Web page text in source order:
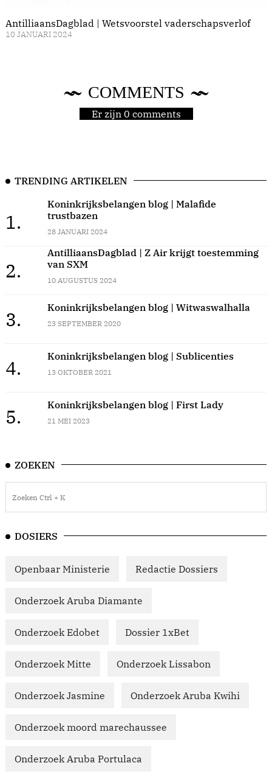
AntilliaansDagblad | Wetsvoorstel vaderschapsverlof
10 JANUARI 2024
COMMENTS
Er zijn 0 comments
TRENDING ARTIKELEN
1.
Koninkrijksbelangen blog | Malafide
trustbazen
28 JANUARI 2024
2.
AntilliaansDagblad | Z Air krijgt toestemming
van SXM
10 AUGUSTUS 2024
3.
Koninkrijksbelangen blog | Witwaswalhalla
23 SEPTEMBER 2020
4.
Koninkrijksbelangen blog | Sublicenties
13 OKTOBER 2021
5.
Koninkrijksbelangen blog | First Lady
21 MEI 2023
ZOEKEN
DOSIERS
Openbaar Ministerie Redactie Dossiers
Onderzoek Aruba Diamante
Onderzoek Edobet Dossier 1xBet
Onderzoek Mitte Onderzoek Lissabon
Onderzoek Jasmine Onderzoek Aruba Kwihi
Onderzoek moord marechaussee
Onderzoek Aruba Portulaca